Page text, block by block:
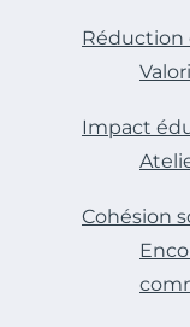
Réduction
Impact
Cohésion